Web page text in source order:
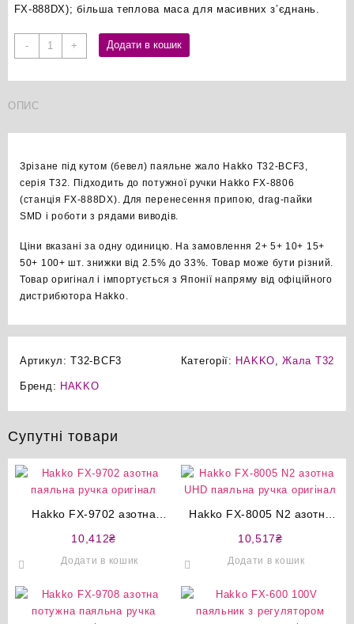
FX-888DX); більша теплова маса для масивних з’єднань.
-
Hakko
T32-
паяльне
+ Додати в кошик
ОПИС
Зрізане під кутом (бевел) паяльне жало Hakko T32-BCF3,
серія T32. Підходить до потужної ручки Hakko FX-8806
(станція FX-888DX). Для перенесення припою, drag-пайки
SMD і роботи з рядами виводів.
Ціни вказані за одну одиницю. На замовлення 2+ 5+ 10+ 15+
50+ 100+ шт. знижки від 2.5% до 33%. Товар може бути різний.
Товар оригінал і імпортується з Японії напряму від офіційного
дистрибютора Hakko.
Артикул:T32-BCF3 Категорії: HAKKO ,Жала T32
Бренд: HAKKO
Супутні товари
Hakko FX-9702 азотна
10,412₴
Додати в кошик
Hakko FX-8005 N2 азотна
оригінал
10,517₴
Додати в кошик